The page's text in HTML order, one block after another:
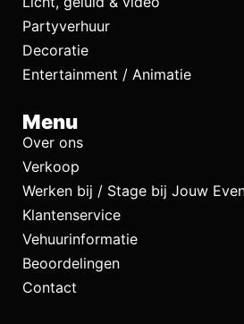
Partyverhuur
Decoratie
Entertainment / Animatie
Menu
Over ons
Verkoop
Werken bij / Stage bij Jouw
Klantenservice
Vehuurinformatie
Beoordelingen
Contact